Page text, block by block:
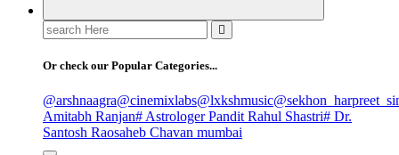
Search
for:
Or check our Popular Categories...
@arshnaagra@cinemixlabs@lxkshmusic
Amitabh Ranjan# Astrologer Pandit Rahul Shastri# Dr.
Santosh Raosaheb Chavan mumbai